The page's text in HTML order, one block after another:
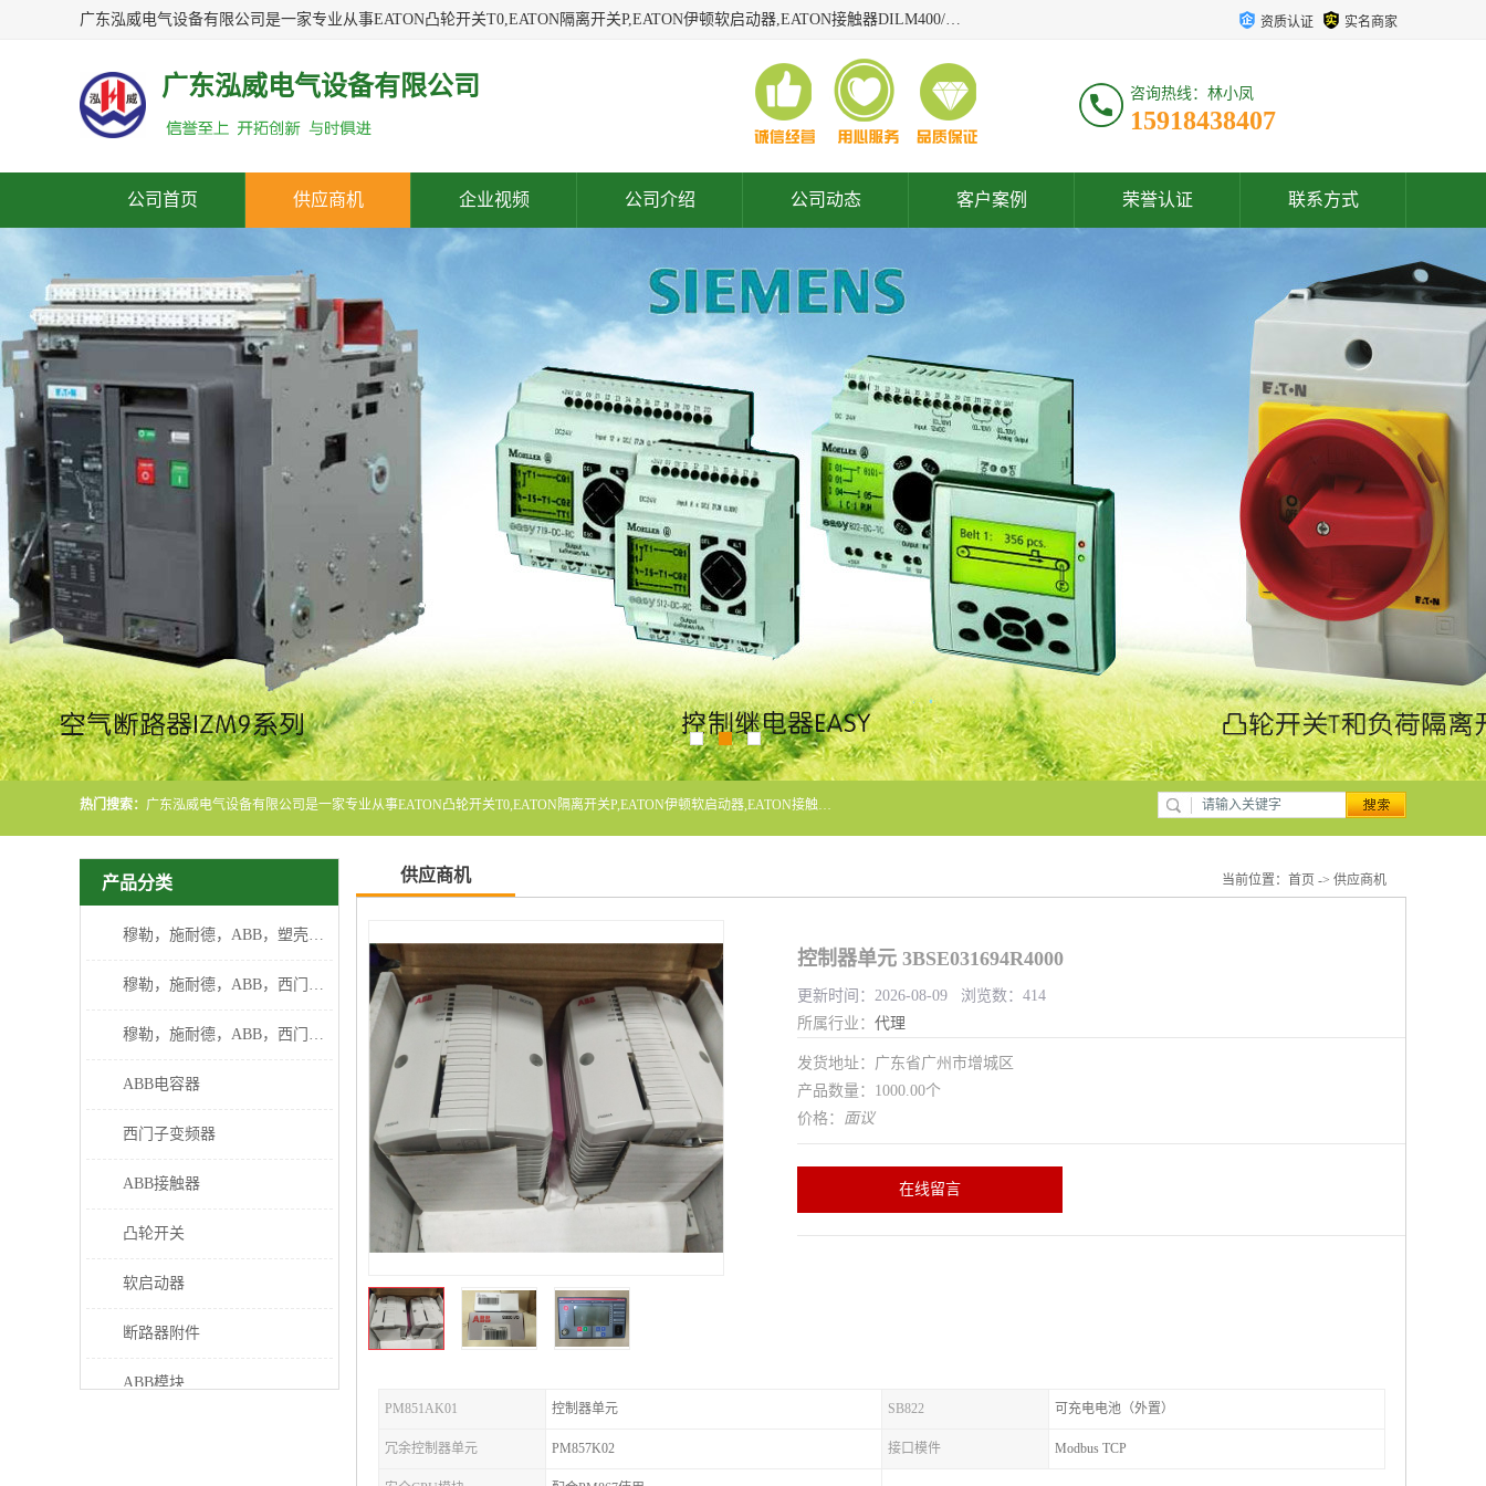
广东泓威电气设备有限公司是一家专业从事EATON凸轮开关T0,EATON隔离开关P,EATON伊顿软启动器,EATON接触器DILM400/22,ETN隔离开关P1-32/EA/SVB,凸轮开关T0-2-1/EA/SVB,伊顿软启动器S811+V42N3SP等品牌的电气自动化产品代理经销商。 资质认证 实名商家
广东泓威电气设备有限公司 咨询热线：林小凤
15918438407
公司首页 供应商机 企业视频 公司介绍 公司动态 客户案例 荣誉认证 联系方式
热门搜索： 广东泓威电气设备有限公司是一家专业从事EATON凸轮开关T0,EATON隔离开关P,EATON伊顿软启动器,EATON接触器DILM400/22,ETN隔离开关P1-32/EA/SVB,凸轮开关T0-2-1/EA/SVB,伊顿软启动器S811+V42N3SP等品牌的电气自动化产品代理经销商。
产品分类
穆勒，施耐德，ABB，塑壳断路器
穆勒，施耐德，ABB，西门子断路器
穆勒，施耐德，ABB，西门子接触器
ABB电容器
西门子变频器
ABB接触器
凸轮开关
软启动器
断路器附件
ABB模块
供应商机 当前位置： 首页 -> 供应商机
控制器单元 3BSE031694R4000
更新时间：2026-08-09 浏览数：414
所属行业： 代理
发货地址：广东省广州市增城区
产品数量：1000.00个
价格： 面议
在线留言
PM851AK01 控制器单元 SB822 可充电电池（外置）
冗余控制器单元 PM857K02 接口模件 Modbus TCP